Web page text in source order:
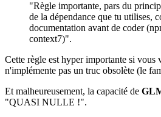
"Règle importante, pars du
de la dépendance que tu utilises,
documentation avant de coder
context7)".
Cette règle est hyper importante si vous
n'implémente pas un truc obsolète (le
Et malheureusement, la capacité de
"QUASI NULLE !".